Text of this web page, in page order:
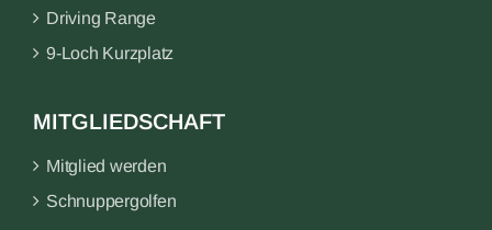
Driving Range
9-Loch Kurzplatz
MITGLIEDSCHAFT
Mitglied werden
Schnuppergolfen